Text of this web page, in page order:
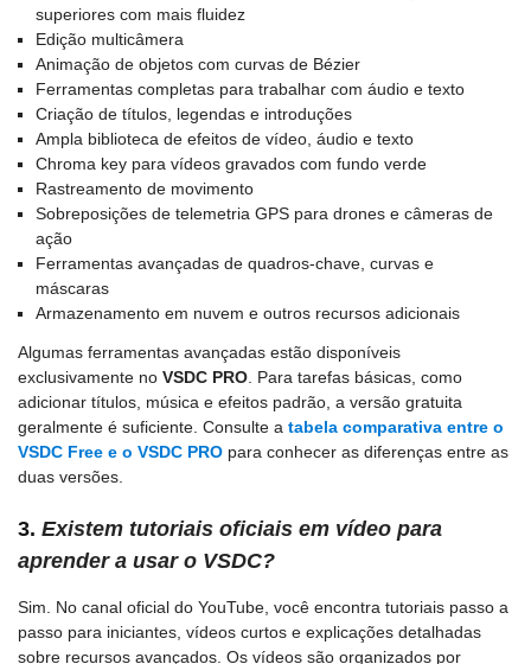
superiores com mais fluidez
Edição multicâmera
Animação de objetos com curvas de Bézier
Ferramentas completas para trabalhar com áudio e texto
Criação de títulos, legendas e introduções
Ampla biblioteca de efeitos de vídeo, áudio e texto
Chroma key para vídeos gravados com fundo verde
Rastreamento de movimento
Sobreposições de telemetria GPS para drones e câmeras de
ação
Ferramentas avançadas de quadros-chave, curvas e
máscaras
Armazenamento em nuvem e outros recursos adicionais
Algumas ferramentas avançadas estão disponíveis
exclusivamente no VSDC PRO . Para tarefas básicas, como
adicionar títulos, música e efeitos padrão, a versão gratuita
geralmente é suficiente. Consulte a tabela comparativa entre o
VSDC Free e o VSDC PRO para conhecer as diferenças entre as
duas versões.
3. Existem tutoriais oficiais em vídeo para
aprender a usar o VSDC?
Sim. No canal oficial do YouTube, você encontra tutoriais passo a
passo para iniciantes, vídeos curtos e explicações detalhadas
sobre recursos avançados. Os vídeos são organizados por